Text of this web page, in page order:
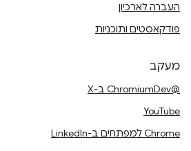
העברה לארכיון
פודקאסטים ותוכניות
מעקב
@ChromiumDev ב-X
YouTube
Chrome למפתחים ב-LinkedIn